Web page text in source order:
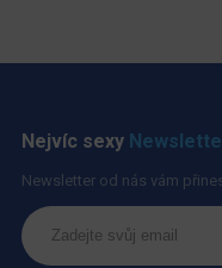
Nejvíc sexy
Newsletter od nás vám